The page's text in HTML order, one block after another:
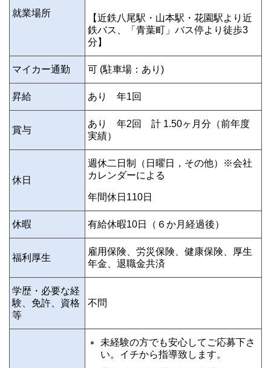
就業場所
【近鉄八尾駅・山本駅・花園駅より近
鉄バス、「青葉町」バス停より徒歩3
分】
マイカー通勤 可 (駐車場：あり)
昇給 あり 年1回
賞与
あり年2回 計 1.50ヶ月分（前年度
実績）
休日
週休二日制（ 日曜日，その他）※会社
カレンダーによる
年間休日110日
休暇 有給休暇10日（６か月経過後）
福利厚生
雇用保険、労災保険 、健康保険、厚生
年金、退職金共済
学歴・ 必要な経
験、免許、資格
等
不問
未経験の方でも安心してご応募下さ
い。イチから指導致します。